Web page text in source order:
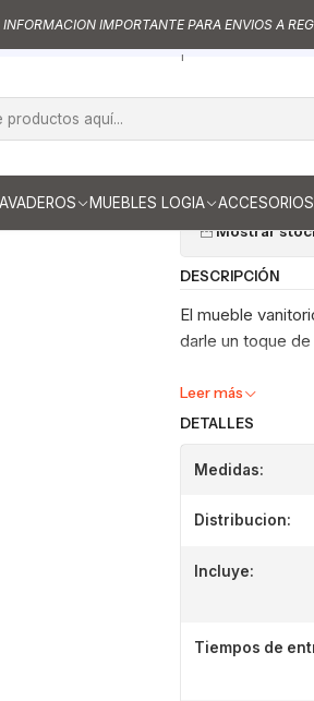
MUEBLES LOGIA ACCESORIOS
INFORMACION IMPORTANTE PARA ENVIOS A
aereo - simple Mueble vanitorios
aereo con cubierta de loza de 80 cm /
|
de 80
Cantidad
Mostrar
DESCRIPCIÓN
El mueble
darle un toque
Leer más
DETALLES
Medidas:
Distribucion:
Incluye:
Tiempos de